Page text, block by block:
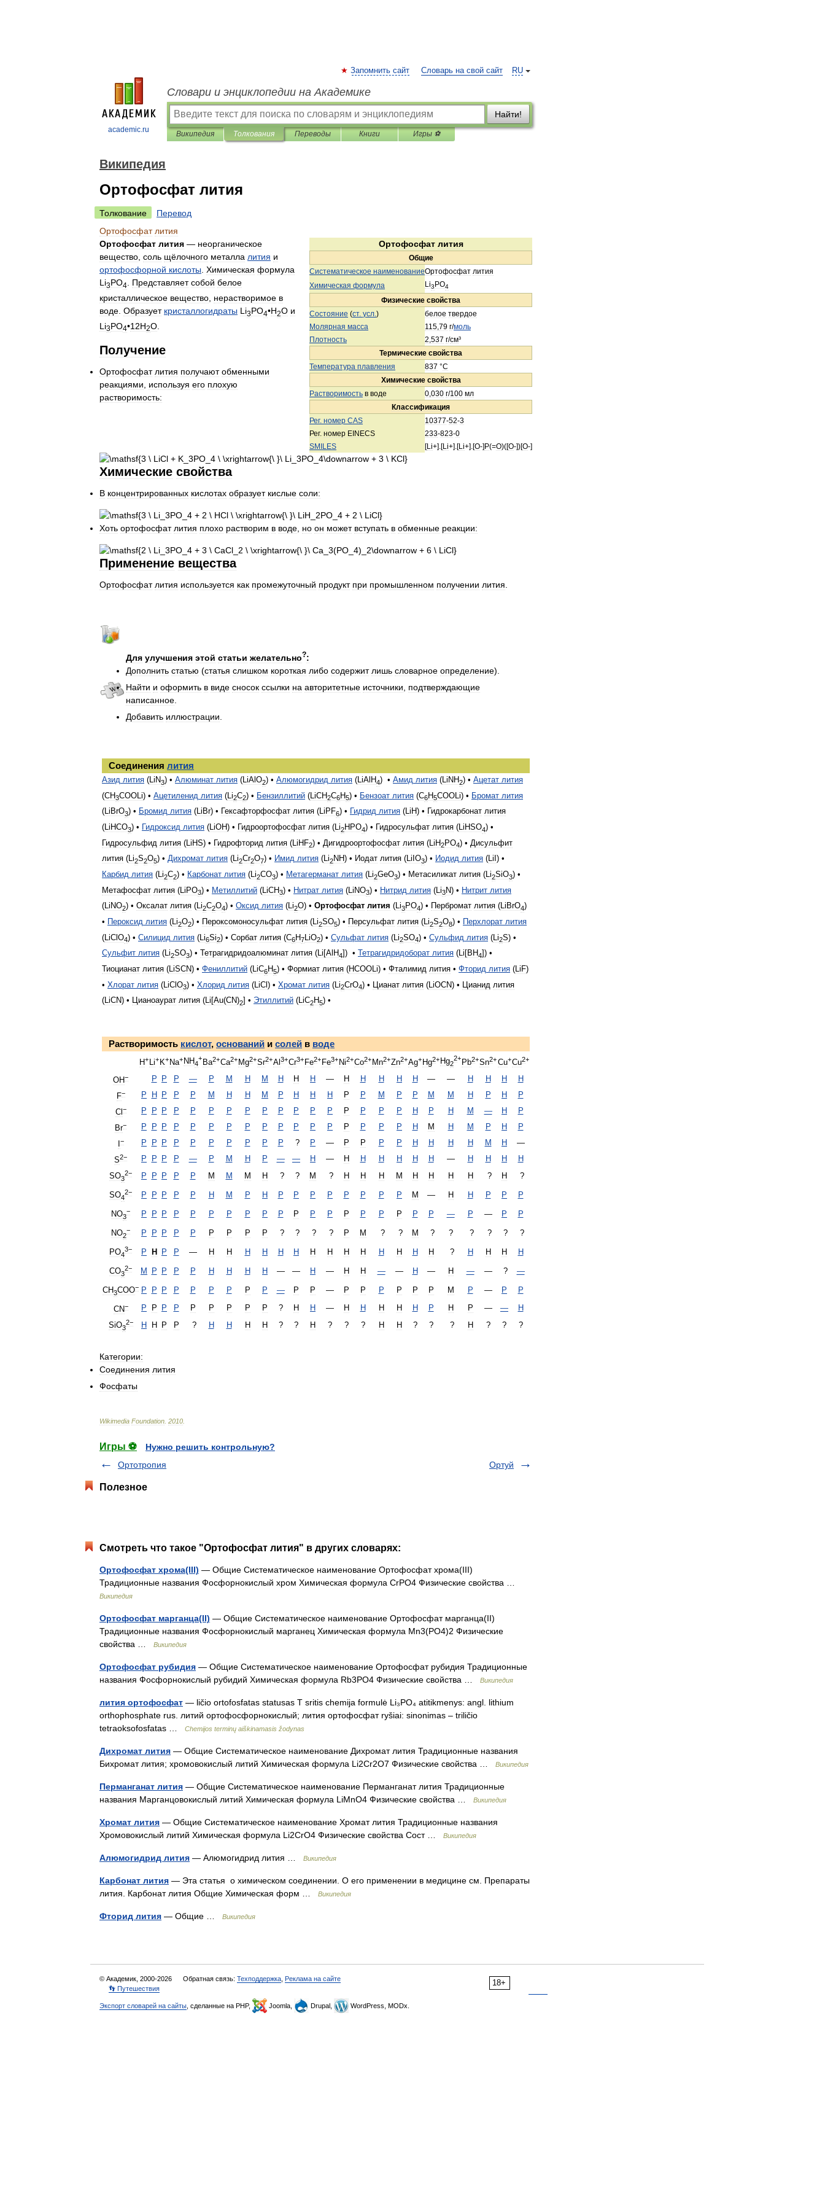
academic.ru
RU
Запомнить сайт Словарь на свой сайт
Словари и энциклопедии на Академике
Найти!
Википедия Толкования Переводы Книги Игры ⚽
Википедия
Ортофосфат лития
Толкование
Перевод
Ортофосфат лития
Ортофосфат лития
Общие
Систематическое наименованиеОртофосфат лития
Химическая формула Li3PO4
Физические свойства
Состояние (ст. усл ) белое твердое
Молярная масса 115 79 г/моль
Плотность
2 537 г/см³
Термические свойства
Температура плавления 837 °C
Химические свойства
Растворимость в воде 0 030 г/100 мл
Классификация
Рег. номер CAS 10377-52-3
Рег. номер EINECS 233-823-0
SMILES
[Li+].[Li+].[Li+].[O-]P(=O)([O-])[O-]
Ортофосфат лития — неорганическое
вещество соль щёлочного металла лития и
ортофосфорной кислоты Химическая формула
Li3PO4 Представляет собой белое
кристаллическое вещество нерастворимое в
воде Образует кристаллогидраты Li3PO4•H2O и
Li3PO4•12H2O
Получение
Ортофосфат лития получают обменными
реакциями, используя его плохую
растворимость:
Химические свойства
В концентрированных кислотах образует кислые соли:
Хоть ортофосфат лития плохо растворим в воде но он может вступать в обменные реакции:
Применение вещества
Ортофосфат лития используется как промежуточный продукт при промышленном получении лития
Для улучшения этой статьи желательно?:
Дополнить статью (статья слишком короткая либо содержит лишь словарное определение).
Найти и оформить в виде сносок ссылки на авторитетные источники
подтверждающие
написанное
Добавить иллюстрации
Соединения лития
Азид лития (LiN3) • Алюминат лития (LiAlO2) • Алюмогидрид лития (LiAlH4) • Амид лития (LiNH2) • Ацетат лития
(CH3COOLi) • Ацетиленид лития (Li2C2) • Бензиллитий (LiСH2С6H5) • Бензоат лития (C6H5COOLi) • Бромат лития
(LiBrO3) • Бромид лития (LiBr) • Гексафторфосфат лития (LiPF6) • Гидрид лития (LiH) • Гидрокарбонат лития
( LiHCO3) • Гидроксид лития ( LiOH) • Гидроортофосфат лития ( Li2HPO4) • Гидросульфат лития ( LiHSO4) •
Гидросульфид лития (LiHS) • Гидрофторид лития (LiHF2) • Дигидроортофосфат лития (LiH2PO4) • Дисульфит
лития (Li2S2O5) • Дихромат лития (Li2Cr2O7) • Имид лития (Li2NH) • Иодат лития (LiIO3) • Иодид лития (LiI ) •
Карбид лития ( Li2С2) • Карбонат лития ( Li2CO3) • Метагерманат лития ( Li2GeO3) • Метасиликат лития ( Li2SiO3) •
Метафосфат лития (LiPO3) • Метиллитий (LiСH3) • Нитрат лития (LiNO3) • Нитрид лития (Li3N) • Нитрит лития
(LiNO2) • Оксалат лития (Li2C2O4) • Оксид лития (Li2O) • Ортофосфат лития (Li3PO4) • Пербромат лития (LiBrO4)
• Пероксид лития ( Li2O2) • Пероксомоносульфат лития ( Li2SO5) • Персульфат лития ( Li2S2O8) • Перхлорат лития
(LiClO4) • Силицид лития (Li6Si2) • Сорбат лития (C6H7LiO2) • Сульфат лития (Li2SO4) • Сульфид лития (Li2S) •
Сульфит лития (Li2SO3) • Тетрагидридоалюминат лития (Li [AlH4]) • Тетрагидридоборат лития (Li [BH4]) •
Тиоцианат лития ( LiSCN) • Фениллитий ( LiС6H5) • Формиат лития (HCOOLi) • Фталимид лития • Фторид лития ( LiF)
• Хлорат лития (LiClO3) • Хлорид лития (LiCl) • Хромат лития (Li2CrO4) • Цианат лития (LiOCN) • Цианид лития
(LiCN) • Цианоаурат лития (Li [Au(CN)2] • Этиллитий (LiС2H5) •
Растворимость кислот, оснований и солей в воде
H+ Li+ K+ Na+ NH4
+ Ba2+Ca2+ Mg2+Sr2+Al 3+Cr3+ Fe2+ Fe3+ Ni2+Co2+ Mn2+Zn2+Ag+ Hg2+ Hg2
2+ Pb2+Sn2+Cu+Cu2+
OH− P P P — P М Н М Н Н Н — Н Н Н Н Н — — Н Н Н
Н
F− P Н P P Р М Н Н М Р Н Н Н Р Р М Р Р М М Н Р Н
Р
Cl − P P P P Р Р Р Р Р Р Р Р Р Р Р Р Р Н Р Н М — Н
Р
Br− P P P P Р Р Р Р Р Р Р Р Р Р Р Р Р Н М Н М Р H
Р
− P P P P Р Р Р Р Р Р ? Р — Р Р Р Р Н Н Н Н М Н
—
S2− P P P P — Р М Н Р — — Н — Н Н Н Н Н Н — Н Н Н
Н
SO3
2− P P P P Р М М М Н ? ? М ? Н Н Н М Н Н Н Н ? Н ?
SO4
2− P P P P Р Н М Р Н Р Р Р Р Р Р Р Р М — Н Н Р Р Р
NO3
− P P P P Р Р Р Р Р Р Р Р Р Р Р Р Р Р Р — Р — Р Р
NO2
− P P P P Р Р Р Р Р ? ? ? ? Р М ? ? М ? ? ? ? ? ?
PO4
3− P Н P P — Н Н Н Н Н Н Н Н Н Н Н Н Н Н ? Н Н Н Н
CO3
2− М Р P P Р Н Н Н Н — — Н — Н Н — — Н — Н — — ? —
CH3COO− P Р P P Р Р Р Р Р — Р Р — Р Р Р Р Р Р М Р — Р Р
CN− P Р P P Р Р Р Р Р ? Н Н — Н Н Н Н Н Р Н Р — —
Н
SiO3
2− H Н P P ? Н Н Н Н ? ? Н ? ? ? Н Н ? ? ? Н ? ? ?
Категории:
Соединения лития
Фосфаты
Wikimedia Foundation 2010
Игры ⚽
Нужно решить контрольную?
Ортотропия
Ортуй
Полезное
Смотреть что такое "Ортофосфат лития" в других словарях:
Ортофосфат хрома(III) — Общие Систематическое наименование Ортофосфат хрома(III)
Традиционные названия Фосфорнокислый хром Химическая формула CrPO4 Физические свойства …
Википедия
Ортофосфат марганца(II) — Общие Систематическое наименование Ортофосфат марганца(II)
Традиционные названия Фосфорнокислый марганец Химическая формула Mn3(PO4)2 Физические
свойства …
Википедия
Ортофосфат рубидия — Общие Систематическое наименование Ортофосфат рубидия Традиционные
названия Фосфорнокислый рубидий Химическая формула Rb3PO4 Физические свойства …
Википедия
лития ортофосфат — ličio ortofosfatas statusas T sritis chemija formulė Li₃PO₄ atitikmenys: angl. lithium
orthophosphate rus. литий ортофосфорнокислый; лития ортофосфат ryšiai: sinonimas – triličio
tetraoksofosfatas …
Chemijos terminų aiškinamasis žodynas
Дихромат лития — Общие Систематическое наименование Дихромат лития Традиционные названия
Бихромат лития; хромовокислый литий Химическая формула Li2Cr2O7 Физические свойства …
Википедия
Перманганат лития — Общие Систематическое наименование Перманганат лития Традиционные
названия Марганцовокислый литий Химическая формула LiMnO4 Физические свойства …
Википедия
Хромат лития — Общие Систематическое наименование Хромат лития Традиционные названия
Хромовокислый литий Химическая формула Li2CrO4 Физические свойства Сост …
Википедия
Алюмогидрид лития — Алюмогидрид лития … Википедия
Карбонат лития — Эта статья о химическом соединении. О его применении в медицине см. Препараты
лития. Карбонат лития Общие Химическая форм …
Википедия
Фторид лития — Общие … Википедия
18+
© Академик, 2000-2026 Обратная связь: Техподдержка Реклама на сайте
👣 Путешествия
Экспорт словарей на сайты , сделанные на PHP, Joomla, Drupal, WordPress, MODx.